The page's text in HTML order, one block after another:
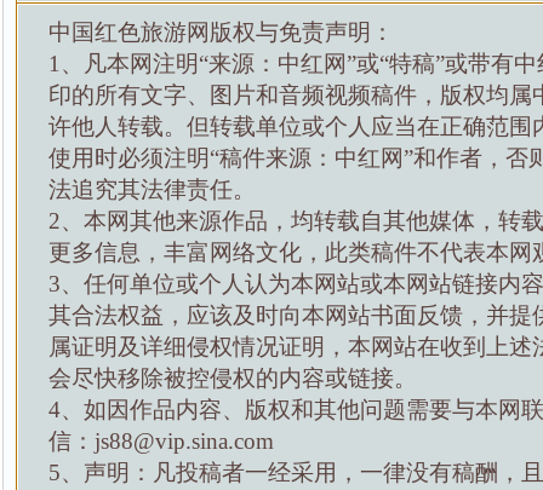
中国红色旅游网版权与免责声明：
1、凡本网注明“来源：中红网”或“特稿”或带有
印的所有文字、图片和音频视频稿件，版权均属
许他人转载。但转载单位或个人应当在正确范围
使用时必须注明“稿件来源：中红网”和作者，否
法追究其法律责任。
2、本网其他来源作品，均转载自其他媒体，转
更多信息，丰富网络文化，此类稿件不代表本网
3、任何单位或个人认为本网站或本网站链接内
其合法权益，应该及时向本网站书面反馈，并提
属证明及详细侵权情况证明，本网站在收到上述
会尽快移除被控侵权的内容或链接。
4、如因作品内容、版权和其他问题需要与本网
信：js88@vip.sina.com
5、声明：凡投稿者一经采用，一律没有稿酬，